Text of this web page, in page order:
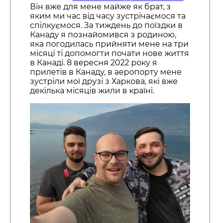
Він вже для мене майже як брат, з
яким ми час від часу зустрічаємося та
спілкуємося. За тиждень до поїздки в
Канаду я познайомився з родиною,
яка погодилась прийняти мене на три
місяці ті допомогти почати нове життя
в Канаді. 8 вересня 2022 року я
прилетів в Канаду, в аеропорту мене
зустріли мої друзі з Харкова, які вже
декілька місяців жили в країні.